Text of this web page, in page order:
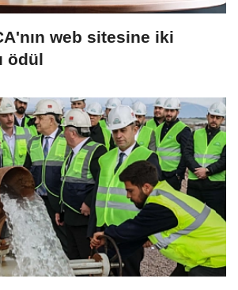
web sitesine iki
ödül